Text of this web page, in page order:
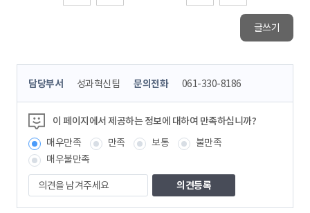
글쓰기
콘
츠
정
보
책
임
자
담당부서 성과혁신팀 문의전화 061-330-8186
이 페이지에서 제공하는 정보에 대하여 만족하십니까?
매우만족
만족 보통
불만족
매우불만족
의
견
을